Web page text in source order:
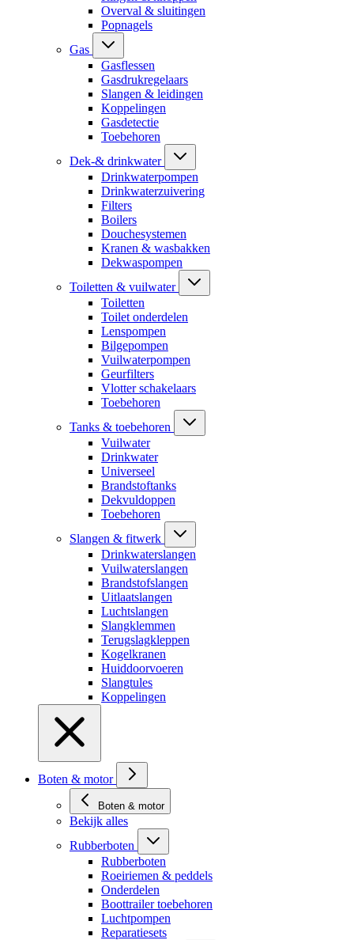
Overval & sluitingen
Popnagels
Gas
Gasflessen
Gasdrukregelaars
Slangen & leidingen
Koppelingen
Gasdetectie
Toebehoren
Dek-& drinkwater
Drinkwaterpompen
Drinkwaterzuivering
Filters
Boilers
Douchesystemen
Kranen & wasbakken
Dekwaspompen
Toiletten & vuilwater
Toiletten
Toilet onderdelen
Lenspompen
Bilgepompen
Vuilwaterpompen
Geurfilters
Vlotter schakelaars
Toebehoren
Tanks & toebehoren
Vuilwater
Drinkwater
Universeel
Brandstoftanks
Dekvuldoppen
Toebehoren
Slangen & fitwerk
Drinkwaterslangen
Vuilwaterslangen
Brandstofslangen
Uitlaatslangen
Luchtslangen
Slangklemmen
Terugslagkleppen
Kogelkranen
Huiddoorvoeren
Slangtules
Koppelingen
Boten & motor
Boten & motor
Bekijk alles
Rubberboten
Rubberboten
Roeiriemen & peddels
Onderdelen
Boottrailer toebehoren
Luchtpompen
Reparatiesets